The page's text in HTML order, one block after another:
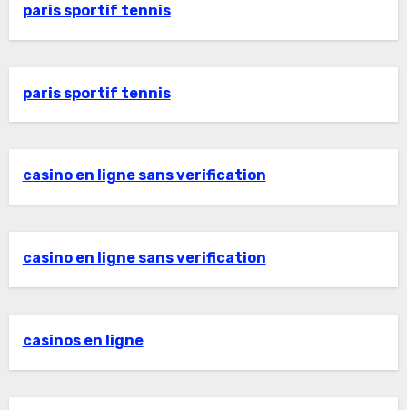
paris sportif tennis
paris sportif tennis
casino en ligne sans verification
casino en ligne sans verification
casinos en ligne